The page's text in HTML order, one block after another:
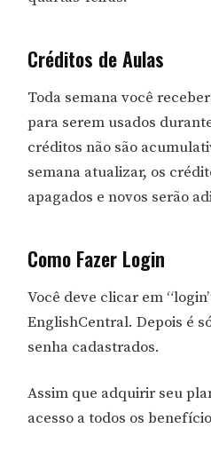
Créditos de Aulas
Toda semana você
para serem usados
créditos não são
semana atualizar, os
apagados e novos serão
Como Fazer Login
Você deve clicar em
EnglishCentral. Depois é
senha cadastrados.
Assim que adquirir seu
acesso a todos os